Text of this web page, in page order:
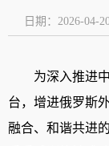
日期：2026-04-
为深入推进
台，增进俄罗斯
融合、和谐共进